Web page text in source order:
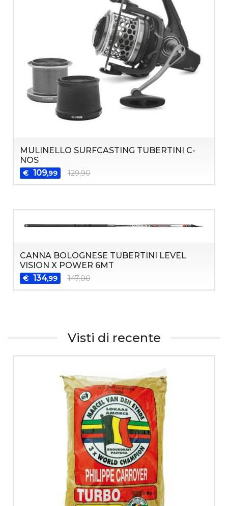
MULINELLO SURFCASTING TUBERTINI C-
NOS
€ 109,99 129,90
CANNA BOLOGNESE TUBERTINI LEVEL
VISION X POWER 6MT
€ 134,99 147,00
Visti di recente